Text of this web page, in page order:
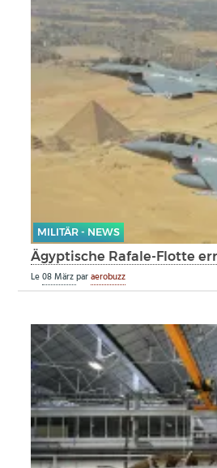
MILITÄR - NEWS
Ägyptische Rafale-Flotte
Le08 Märzparaerobuzz